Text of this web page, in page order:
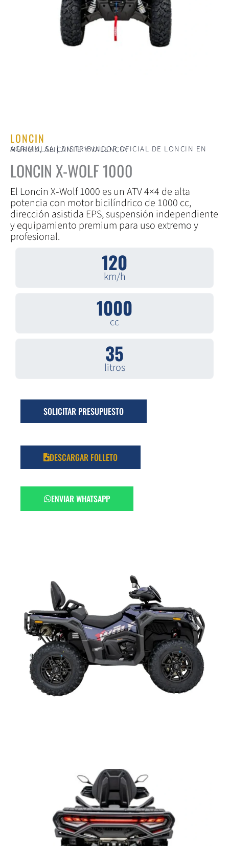
LONCIN
AGRIMULSA | DISTRIBUIDOR OFICIAL DE LONCIN EN MURCIA, ALICANTE Y VALENCIA
LONCIN X-WOLF 1000
El Loncin X‑Wolf 1000 es un ATV 4×4 de alta
potencia con motor bicilíndrico de 1000 cc,
dirección asistida EPS, suspensión independiente
y equipamiento premium para uso extremo y
profesional.
120
km/h
1000
cc
35
litros
SOLICITAR PRESUPUESTO
DESCARGAR FOLLETO
ENVIAR WHATSAPP